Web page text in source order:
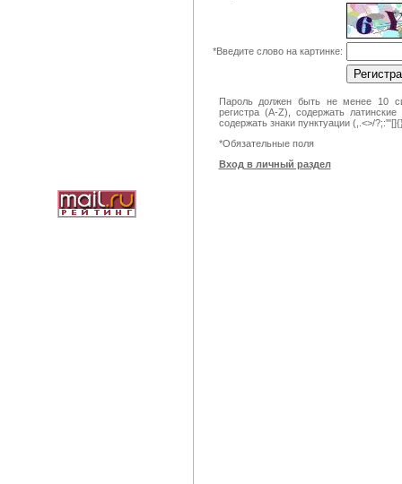
*Введите слово на картинке:
Пароль должен быть не менее 10
регистра (A-Z), содержать
содержать знаки пунктуации (,.<>/
*Обязательные поля
Вход в личный раздел